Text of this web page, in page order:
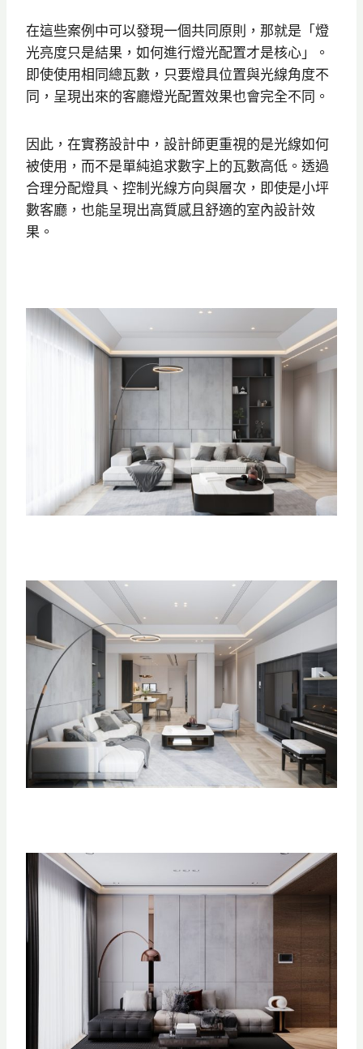
在這些案例中可以發現一個共同原則，那就是「燈
光亮度只是結果，如何進行燈光配置才是核心」。
即使使用相同總瓦數，只要燈具位置與光線角度不
同，呈現出來的客廳燈光配置效果也會完全不同。
因此，在實務設計中，設計師更重視的是光線如何
被使用，而不是單純追求數字上的瓦數高低。透過
合理分配燈具、控制光線方向與層次，即使是小坪
數客廳，也能呈現出高質感且舒適的室內設計效
果。